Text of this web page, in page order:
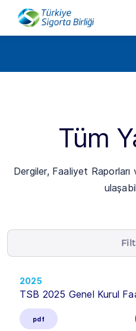
loader-typing
Tüm
Dergiler, Faaliyet
2025
TSB 2025 Genel Kurul
pdf